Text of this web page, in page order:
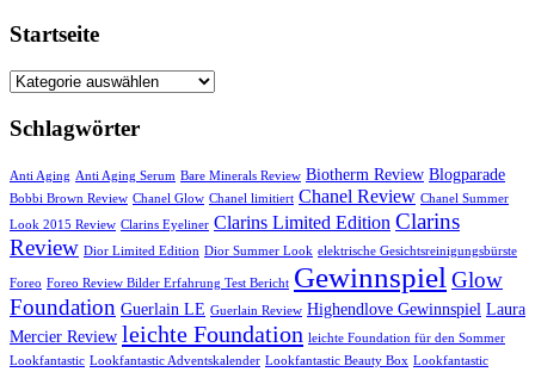
Startseite
Startseite
Schlagwörter
Anti Aging Anti Aging Serum Bare Minerals Review Biotherm Review Blogparade
Bobbi Brown Review Chanel Glow Chanel limitiert Chanel Review Chanel Summer
Look 2015 Review Clarins Eyeliner Clarins Limited Edition Clarins
Review Dior Limited Edition Dior Summer Look elektrische Gesichtsreinigungsbürste
Foreo Foreo Review Bilder Erfahrung Test Bericht GewinnspielGlow
Foundation Guerlain LE Guerlain Review Highendlove Gewinnspiel Laura
Mercier Review leichte Foundation leichte Foundation für den Sommer
Lookfantastic Lookfantastic Adventskalender Lookfantastic Beauty Box Lookfantastic